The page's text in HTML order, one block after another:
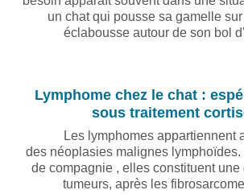
un chat qui pousse sa gamelle
éclabousse autour de son bol
Lymphome chez le chat :
sous traitement
Les lymphomes appartiennent
des néoplasies malignes
de compagnie , elles constituent
tumeurs, après les